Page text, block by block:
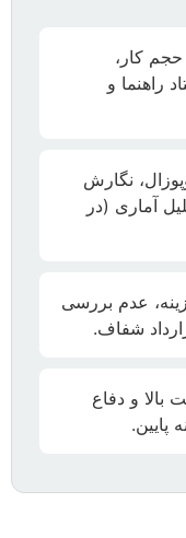
کار،
راهنما و
نگارش
آماری (در
عدم بررسی
شفاف.
بالا و دفاع
پایین.